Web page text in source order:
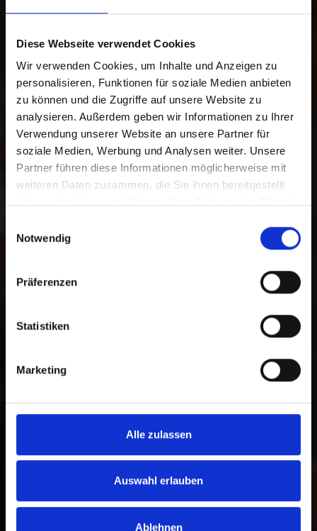
Diese Webseite verwendet Cookies
Wir verwenden Cookies, um Inhalte und Anzeigen zu
personalisieren, Funktionen für soziale Medien anbieten
zu können und die Zugriffe auf unsere Website zu
analysieren. Außerdem geben wir Informationen zu Ihrer
Verwendung unserer Website an unsere Partner für
soziale Medien, Werbung und Analysen weiter. Unsere
Partner führen diese Informationen möglicherweise mit
weiteren Daten zusammen, die Sie ihnen bereitgestellt
Notwendig
Präferenzen
Statistiken
Marketing
Alle zulassen
Auswahl erlauben
Ablehnen
Danke für Ihre
Unterstützung.
Mit Ihrer Online-Spende unterstützen
Sie Menschen in Not. Sie haben die
und einer zweckgebundenen Spende